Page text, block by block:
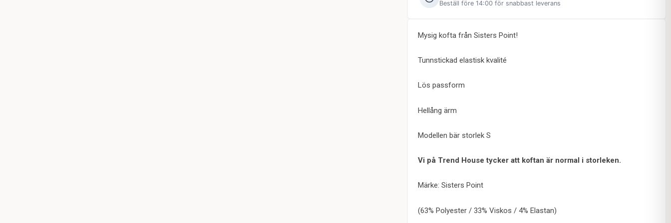
Beställ före 14:00 för snabbast leverans
Mysig kofta från Sisters Point!
Tunnstickad elastisk kvalité
Lös passform
Hellång ärm
Modellen bär storlek S
Vi på Trend House tycker att koftan är normal i storleken.
Märke: Sisters Point
(63% Polyester / 33% Viskos / 4% Elastan)